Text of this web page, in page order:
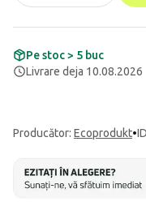
Pe stoc > 5 buc
Livrare deja 10.08.2026
Producător: Ecoprodukt•